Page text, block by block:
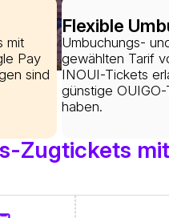
mit
Pay
sind
Flexible
Umbuchungs-
gewählten Tarif
INOUI-Tickets
günstige
haben.
Zugtickets